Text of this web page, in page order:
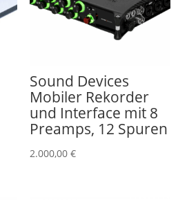
Sound Devices
Mobiler Rekorder
und Interface mit 8
Preamps, 12 Spuren
2.000,00 €